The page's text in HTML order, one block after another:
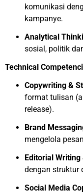
komunikasi
kampanye.
Analytical
sosial, politik
Technical
Copywriting &
format tulisan
release).
Brand
mengelola
Editorial Writing
dengan struktur
Social Media